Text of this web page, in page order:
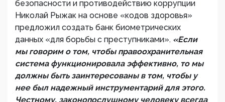
безопасности и противодействию коррупции
Николай Рыжак на основе «кодов здоровья»
предложил создать банк биометрических
данных «для борьбы с преступниками». «Если
мы говорим о том, чтобы правоохранительная
система функционировала эффективно, то мы
должны быть заинтересованы в том, чтобы у
нее был надежный инструментарий для этого.
Честному, законопослушному человеку всегда